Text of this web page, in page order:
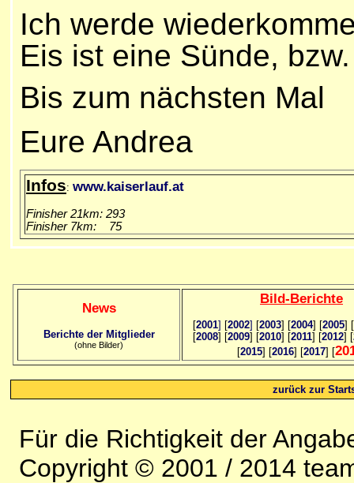
Ich werde
Eis ist eine Sünde,
Bis zum nächsten Mal
Eure Andrea
Infos: www.kaiserlauf.at
Finisher 21km: 293
Finisher 7km: 75
News
Berichte der Mitglieder
(ohne Bilder)
Bild-Berichte
[2001] [2002] [2003] [2004] [2005] [
[2008] [2009] [2010] [2011] [2012] [
[2015] [2016] [2017] [
zurück zur
Für die Richtigkeit der
Copyright © 2001 / 2014